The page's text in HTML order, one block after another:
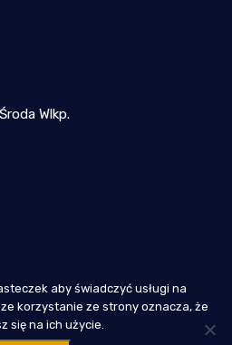
Wlkp.
2021
aby świadczyć usługi na
korzystanie ze strony oznacza, że
się na ich użycie.